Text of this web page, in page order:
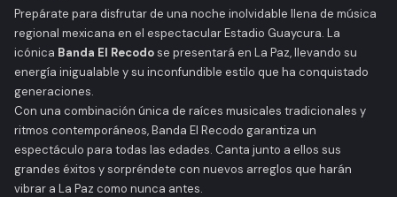
Prepárate para disfrutar de una noche inolvidable llena de música
regional mexicana en el espectacular Estadio Guaycura. La
icónica Banda El Recodose presentará en La Paz, llevando su
energía inigualable y su inconfundible estilo que ha conquistado
generaciones.
Con una combinación única de raíces musicales tradicionales y
ritmos contemporáneos, Banda El Recodo garantiza un
espectáculo para todas las edades. Canta junto a ellos sus
grandes éxitos y sorpréndete con nuevos arreglos que harán
vibrar a La Paz como nunca antes.